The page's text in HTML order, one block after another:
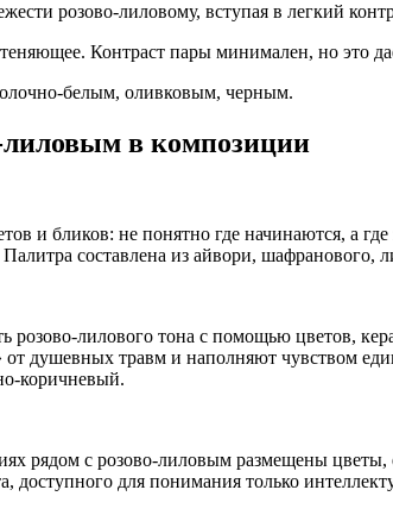
розово-лиловому, вступая в легкий
Контраст пары минимален, но это
белым, оливковым, черным.
лиловым в композиции
и бликов: не понятно где начинаются, а
составлена из айвори, шафранового,
лилового тона с помощью цветов,
от душевных травм и наполняют чувством
коричневый.
рядом с розово-лиловым размещены цветы,
доступного для понимания только